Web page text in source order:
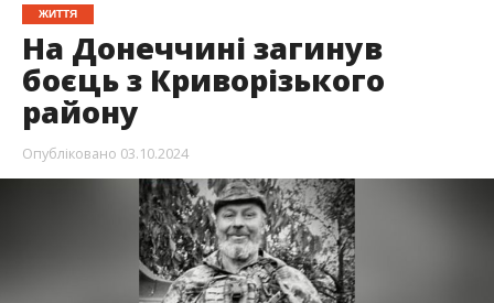
ЖИТТЯ
На Донеччині загинув
боєць з Криворізького
району
Опубліковано 03.10.2024